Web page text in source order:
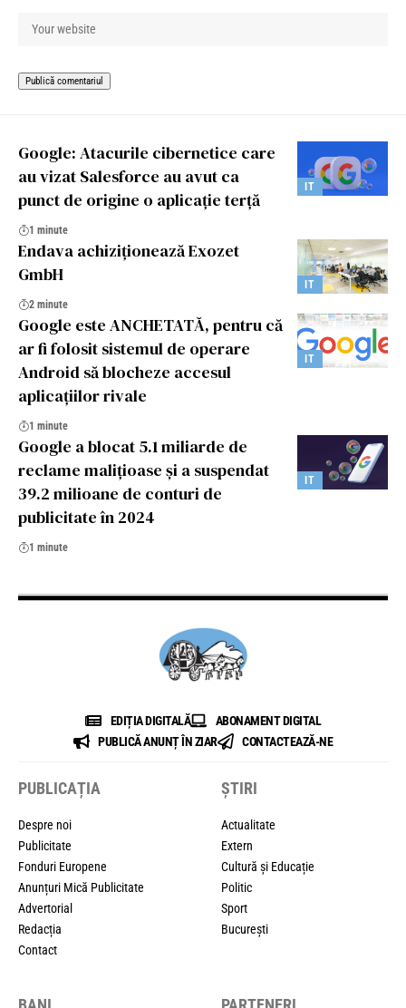
IT
Google: Atacurile cibernetice care
au vizat Salesforce au avut ca
punct de origine o aplicație terță
1 minute
IT
Endava achiziționează Exozet
GmbH
2 minute
IT
Google este ANCHETATĂ, pentru că
ar fi folosit sistemul de operare
Android să blocheze accesul
aplicațiilor rivale
1 minute
IT
Google a blocat 5.1 miliarde de
reclame malițioase și a suspendat
39.2 milioane de conturi de
publicitate în 2024
1 minute
EDIȚIA DIGITALĂ
ABONAMENT DIGITAL
PUBLICĂ ANUNȚ ÎN ZIAR
CONTACTEAZĂ-NE
PUBLICAȚIA
Despre noi
Publicitate
Fonduri Europene
Anunțuri Mică Publicitate
Advertorial
Redacția
Contact
ȘTIRI
Actualitate
Extern
Cultură și Educație
Politic
Sport
București